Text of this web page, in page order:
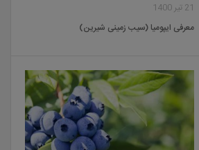
21 تیر 1400
معرفی ایپومیا (سیب زمینی شیرین)